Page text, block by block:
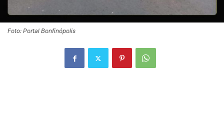
Foto: Portal Bonfinópolis